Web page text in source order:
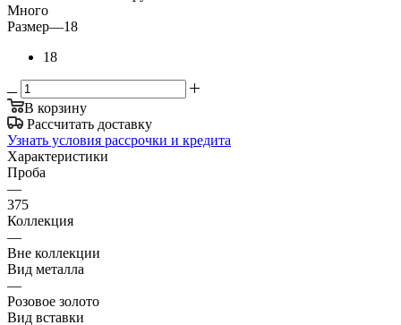
Много
Размер—18
18
В корзину
Рассчитать доставку
Узнать условия рассрочки и кредита
Характеристики
Проба
—
375
Коллекция
—
Вне коллекции
Вид металла
—
Розовое золото
Вид вставки